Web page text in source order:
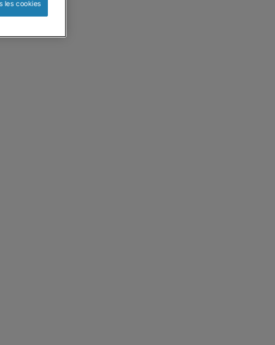
les cookies